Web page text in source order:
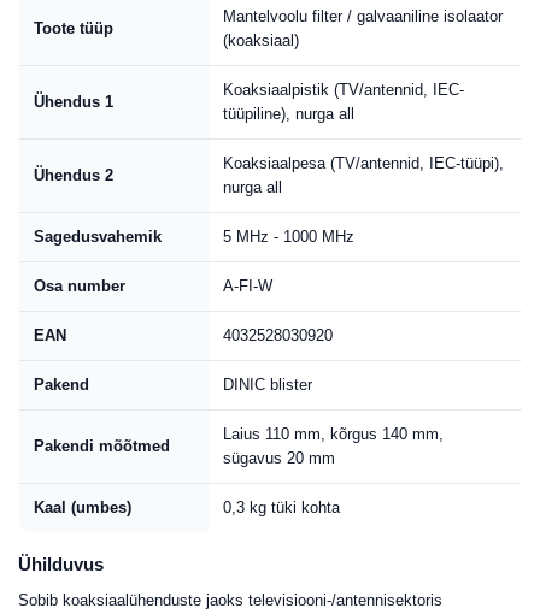
Toote tüüp
Mantelvoolu filter / galvaaniline isolaator
(koaksiaal)
Ühendus 1
Koaksiaalpistik (TV/antennid, IEC-
tüüpiline), nurga all
Ühendus 2
Koaksiaalpesa (TV/antennid, IEC-tüüpi),
nurga all
Sagedusvahemik 5 MHz - 1000 MHz
Osa number A-FI-W
EAN 4032528030920
Pakend DINIC blister
Pakendi mõõtmed
Laius 110 mm, kõrgus 140 mm,
sügavus 20 mm
Kaal (umbes) 0,3 kg tüki kohta
Ühilduvus
Sobib koaksiaalühenduste jaoks televisiooni-/antennisektoris